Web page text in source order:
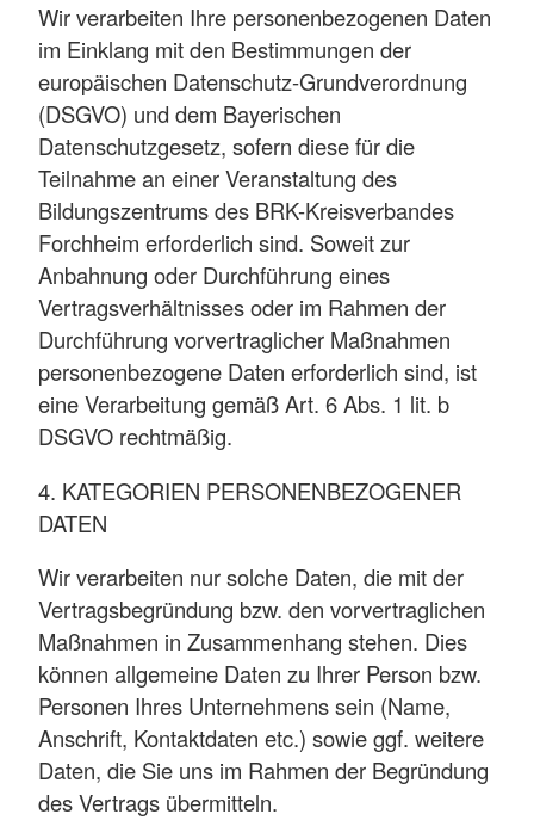
Wir verarbeiten Ihre personenbezogenen Daten
im Einklang mit den Bestimmungen der
europäischen Datenschutz-Grundverordnung
(DSGVO) und dem Bayerischen
Datenschutzgesetz, sofern diese für die
Teilnahme an einer Veranstaltung des
Bildungszentrums des BRK-Kreisverbandes
Forchheim erforderlich sind. Soweit zur
Anbahnung oder Durchführung eines
Vertragsverhältnisses oder im Rahmen der
Durchführung vorvertraglicher Maßnahmen
personenbezogene Daten erforderlich sind, ist
eine Verarbeitung gemäß Art. 6 Abs. 1 lit. b
DSGVO rechtmäßig.
4. KATEGORIEN PERSONENBEZOGENER
DATEN
Wir verarbeiten nur solche Daten, die mit der
Vertragsbegründung bzw. den vorvertraglichen
Maßnahmen in Zusammenhang stehen. Dies
können allgemeine Daten zu Ihrer Person bzw.
Personen Ihres Unternehmens sein (Name,
Anschrift, Kontaktdaten etc.) sowie ggf. weitere
Daten, die Sie uns im Rahmen der Begründung
des Vertrags übermitteln.